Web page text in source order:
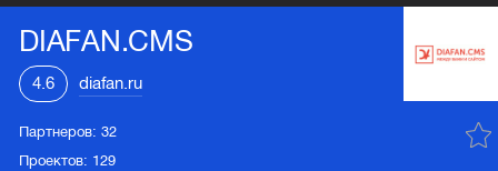
DIAFAN.CMS
4.6 diafan.ru
Партнеров:32
Проектов: 129